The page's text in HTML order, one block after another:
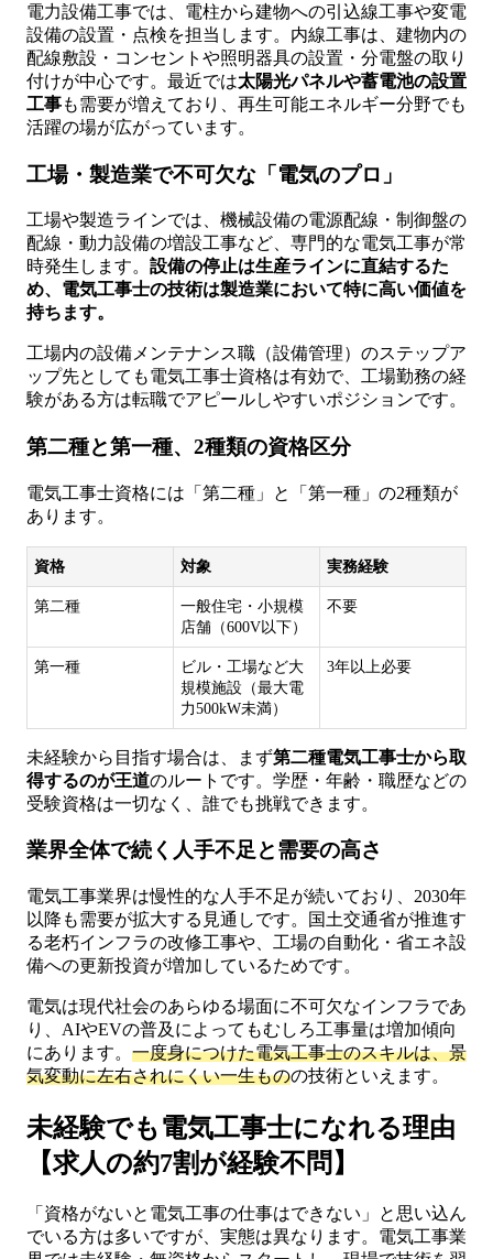
電力設備工事では、電柱から建物への引込線工事や変電
設備の設置・点検を担当します。内線工事は、建物内の
配線敷設・コンセントや照明器具の設置・分電盤の取り
付けが中心です。最近では太陽光パネルや蓄電池の設置
工事も需要が増えており、再生可能エネルギー分野でも
活躍の場が広がっています。
工場・製造業で不可欠な「電気のプロ」
工場や製造ラインでは、機械設備の電源配線・制御盤の
配線・動力設備の増設工事など、専門的な電気工事が常
時発生します。 設備の停止は生産ラインに直結するた
め、電気工事士の技術は製造業において特に高い価値を
持ちます。
工場内の設備メンテナンス職（設備管理）のステップア
ップ先としても電気工事士資格は有効で、工場勤務の経
験がある方は転職でアピールしやすいポジションです。
第二種と第一種、2種類の資格区分
電気工事士資格には「第二種」と「第一種」の2種類が
あります。
資格 対象 実務経験
第二種
一般住宅・小規模
店舗（600V以下）
不要
第一種
ビル・工場など大
規模施設（最大電
力500kW未満）
3年以上必要
未経験から目指す場合は、まず第二種電気工事士から取
得するのが王道のルートです。学歴・年齢・職歴などの
受験資格は一切なく、誰でも挑戦できます。
業界全体で続く人手不足と需要の高さ
電気工事業界は慢性的な人手不足が続いており、2030年
以降も需要が拡大する見通しです。国土交通省が推進す
る老朽インフラの改修工事や、工場の自動化・省エネ設
備への更新投資が増加しているためです。
電気は現代社会のあらゆる場面に不可欠なインフラであ
り、AIやEVの普及によってもむしろ工事量は増加傾向
にあります。 一度身につけた電気工事士のスキルは、景
気変動に左右されにくい一生ものの技術といえます。
未経験でも電気工事士になれる理由
【求人の約7割が経験不問】
「資格がないと電気工事の仕事はできない」と思い込ん
でいる方は多いですが、実態は異なります。電気工事業